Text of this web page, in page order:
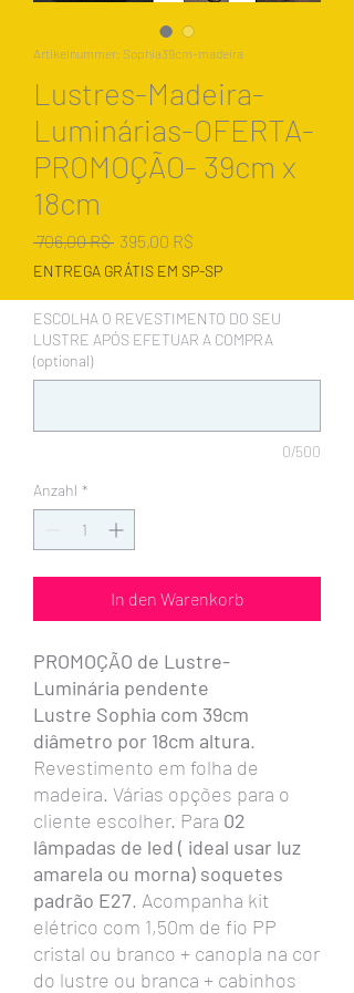
Artikelnummer: Sophia39cm-madeira
Lustres-Madeira-
Luminárias-OFERTA-
PROMOÇÃO- 39cm x
18cm
706,00 R$ Standardpreis
395,00 R$
Preis
ENTREGA GRÁTIS EM SP-SP
ESCOLHA O REVESTIMENTO DO SEU
LUSTRE APÓS EFETUAR A COMPRA
(optional)
0/500
Anzahl *
In den Warenkorb
PROMOÇÃO de Lustre-
Luminária pendente
Lustre Sophia com 39cm
diâmetro por 18cm altura.
Revestimento em folha de
madeira. Várias opções para o
cliente escolher. Para 02
lâmpadas de led ( ideal usar luz
amarela ou morna) soquetes
padrão E27. Acompanha kit
elétrico com 1,50m de fio PP
cristal ou branco + canopla na cor
do lustre ou branca + cabinhos